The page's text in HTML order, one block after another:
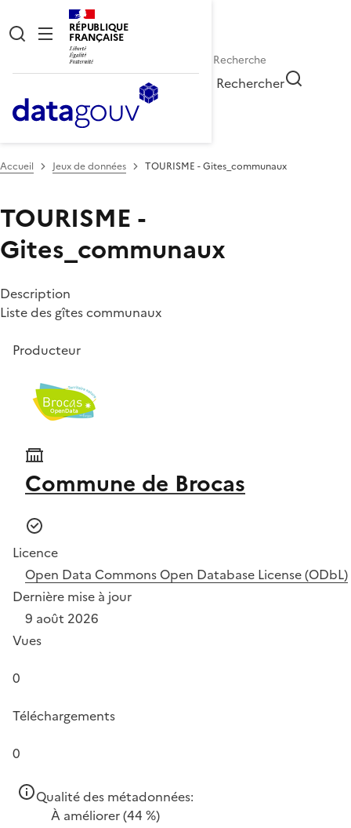
RÉPUBLIQUE
FRANÇAISE
Rechercher
Accueil Jeux de données TOURISME - Gites_communaux
TOURISME -
Gites_communaux
Description
Liste des gîtes communaux
Producteur
Commune de Brocas
Licence
Open Data Commons Open Database License (ODbL)
Dernière mise à jour
9 août 2026
Vues
0
Téléchargements
0
Qualité des métadonnées:
À améliorer(44 %)